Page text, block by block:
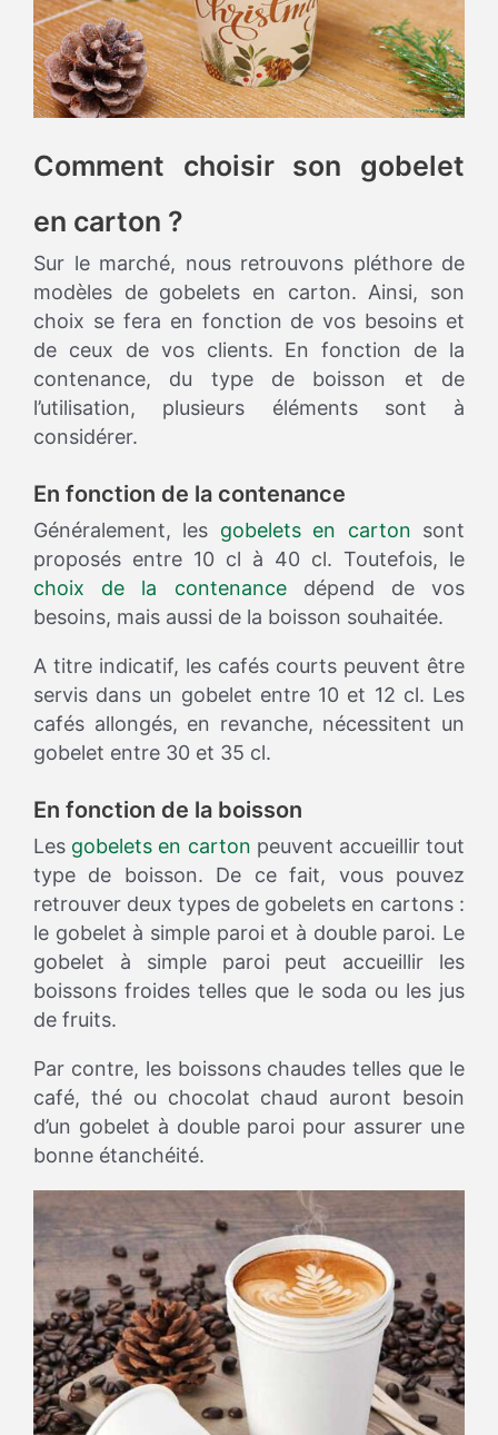
Comment choisir son gobelet
en carton ?
Sur le marché, nous retrouvons pléthore de
modèles de gobelets en carton. Ainsi, son
choix se fera en fonction de vos besoins et
de ceux de vos clients. En fonction de la
contenance, du type de boisson et de
l’utilisation, plusieurs éléments sont à
considérer.
En fonction de la contenance
Généralement, les gobelets en carton sont
proposés entre 10 cl à 40 cl. Toutefois, le
choix de la contenancedépend de vos
besoins, mais aussi de la boisson souhaitée.
A titre indicatif, les cafés courts peuvent être
servis dans un gobelet entre 10 et 12 cl. Les
cafés allongés, en revanche, nécessitent un
gobelet entre 30 et 35 cl.
En fonction de la boisson
Les gobelets en carton peuvent accueillir tout
type de boisson. De ce fait, vous pouvez
retrouver deux types de gobelets en cartons :
le gobelet à simple paroi et à double paroi. Le
gobelet à simple paroi peut accueillir les
boissons froides telles que le soda ou les jus
de fruits.
Par contre, les boissons chaudes telles que le
café, thé ou chocolat chaud auront besoin
d’un gobelet à double paroi pour assurer une
bonne étanchéité.